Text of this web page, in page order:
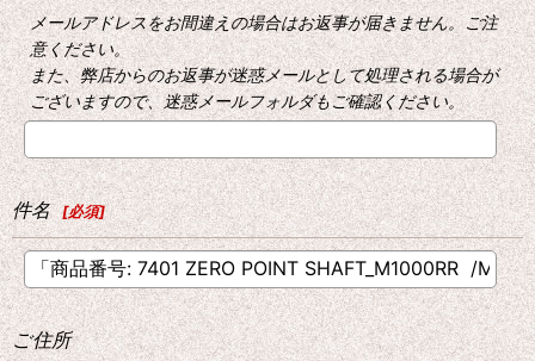
メールアドレスをお間違えの場合はお返事が届きません。ご注
意ください。
また、弊店からのお返事が迷惑メールとして処理される場合が
ございますので、迷惑メールフォルダもご確認ください。
件名 [必須]
ご住所